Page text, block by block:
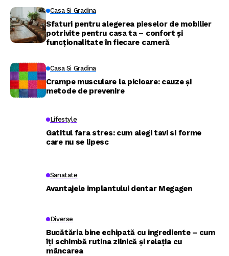
Casa Si Gradina
Sfaturi pentru alegerea pieselor de mobilier
potrivite pentru casa ta – confort și
funcționalitate în fiecare cameră
Casa Si Gradina
Crampe musculare la picioare: cauze și
metode de prevenire
Lifestyle
Gatitul fara stres: cum alegi tavi si forme
care nu se lipesc
Sanatate
Avantajele implantului dentar Megagen
Diverse
Bucătăria bine echipată cu ingrediente – cum
îți schimbă rutina zilnică și relația cu
mâncarea